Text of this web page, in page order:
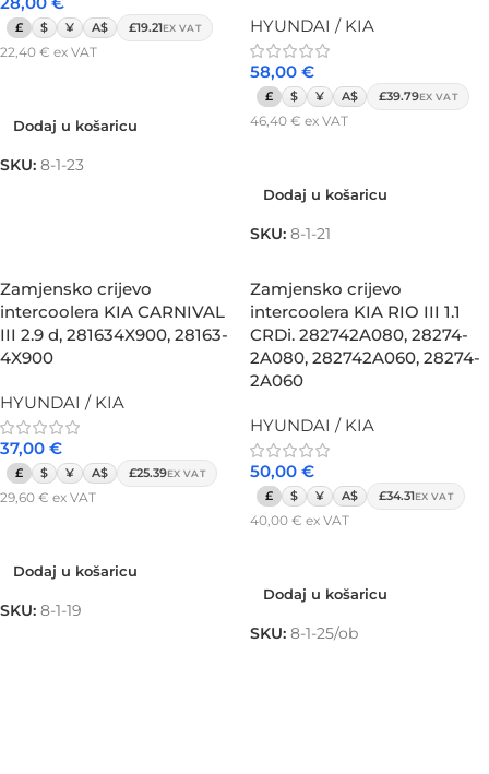
£ $ ¥ A$ £19.21EX VAT
22,40 € ex VAT
Dodaj u košaricu
SKU: 8-1-23
HYUNDAI / KIA
58,00 €
£ $ ¥ A$ £39.79EX VAT
46,40 € ex VAT
Dodaj u košaricu
SKU: 8-1-21
Zamjensko crijevo
intercoolera KIA CARNIVAL
III 2.9 d, 281634X900, 28163-
4X900
HYUNDAI / KIA
37,00 €
£ $ ¥ A$ £25.39EX VAT
29,60 € ex VAT
Dodaj u košaricu
SKU: 8-1-19
Zamjensko crijevo
intercoolera KIA RIO III 1.1
CRDi. 282742A080, 28274-
2A080, 282742A060, 28274-
2A060
HYUNDAI / KIA
50,00 €
£ $ ¥ A$ £34.31EX VAT
40,00 € ex VAT
Dodaj u košaricu
SKU: 8-1-25/ob